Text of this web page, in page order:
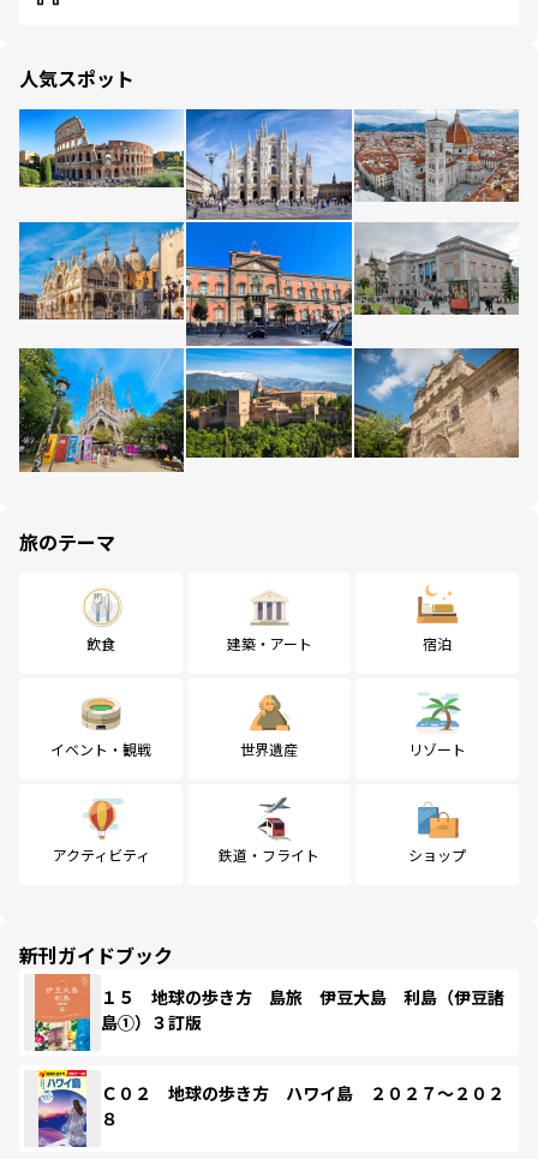
人気スポット
旅のテーマ
飲食 建築・アート 宿泊
イベント・観戦 世界遺産 リゾート
アクティビティ 鉄道・フライト ショップ
新刊ガイドブック
１５ 地球の歩き方 島旅 伊豆大島 利島（伊豆諸
島①）３訂版
Ｃ０２ 地球の歩き方 ハワイ島 ２０２７～２０２
８